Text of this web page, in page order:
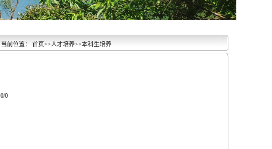
当前位置： 首页>>人才培养>>本科生培养
0/0